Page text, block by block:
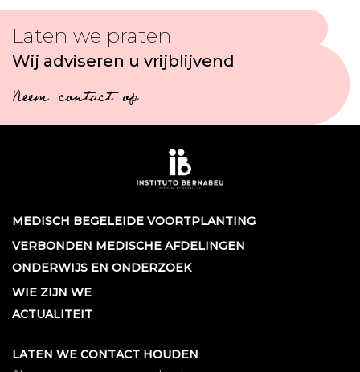
Laten we praten
Wij adviseren u vrijblijvend
Neem contact op
MEDISCH BEGELEIDE VOORTPLANTING
VERBONDEN MEDISCHE AFDELINGEN
ONDERWIJS EN ONDERZOEK
WIE ZIJN WE
ACTUALITEIT
LATEN WE CONTACT HOUDEN